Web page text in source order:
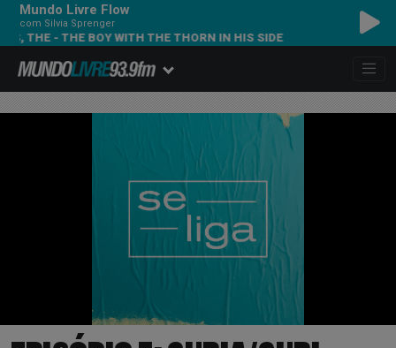
Mundo Livre Flow
com Silvia Sprenger
THE - THE BOY WITH THE THORN IN HIS SIDE